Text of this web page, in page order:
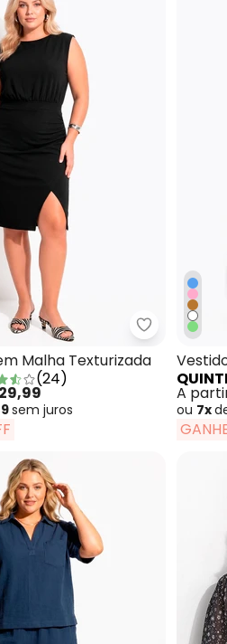
Quintess -
Malha Texturizada
(24)
sem juros
A
ou 7x